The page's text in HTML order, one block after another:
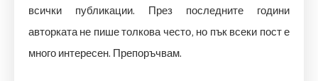
всички публикации. През последните години
авторката не пише толкова често, но пък всеки пост е
много интересен. Препоръчвам.